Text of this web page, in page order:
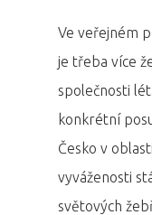
Ve veřejném
je třeba více
společnosti
konkrétní
Česko v
vyváženosti
světových